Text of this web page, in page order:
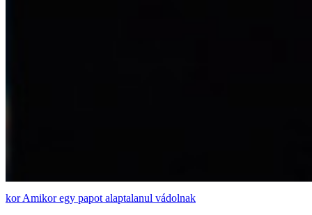
Amikor egy papot alaptalanul vádolnak